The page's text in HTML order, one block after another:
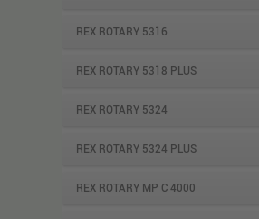
REX ROTARY 5316
REX ROTARY 5318 PLUS
REX ROTARY 5324
REX ROTARY 5324 PLUS
REX ROTARY MP C 4000